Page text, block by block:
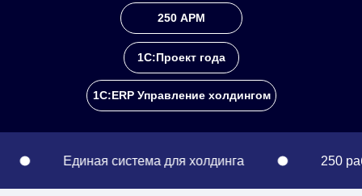
1С:ERP Управление холдингом
250 АРМ
1С:Проект года
Единая система для холдинга 250 рабочих